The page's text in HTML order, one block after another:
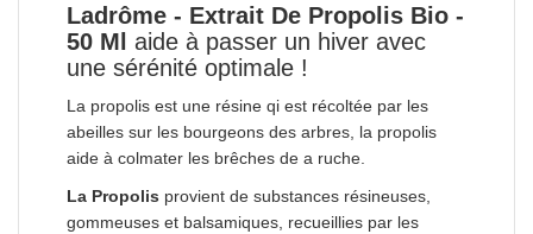
Ladrôme - Extrait De Propolis Bio -
50 Ml aide à passer un hiver avec
une sérénité optimale !
La propolis est une résine qi est récoltée par les
abeilles sur les bourgeons des arbres, la propolis
aide à colmater les brêches de a ruche.
La Propolis provient de substances résineuses,
gommeuses et balsamiques, recueillies par les